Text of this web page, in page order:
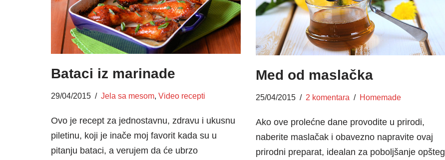
Bataci iz marinade
29/04/2015 Jela sa mesom, Video recepti
Ovo je recept za jednostavnu, zdravu i ukusnu
piletinu, koji je inače moj favorit kada su u
pitanju bataci, a verujem da će ubrzo
Med od maslačka
25/04/2015 2 komentara Homemade
Ako ove prolećne dane provodite u prirodi,
naberite maslačak i obavezno napravite ovaj
prirodni preparat, idealan za poboljšanje opšteg